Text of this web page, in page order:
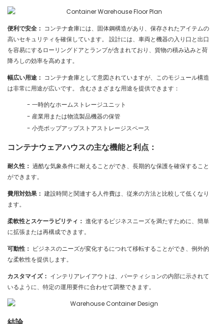
便利で安全： コンテナ倉庫には、固体鋼構造があり、保存されたアイテムの
高いセキュリティを確保しています。 設計には、車両と機器の入り口と出口
を容易にするローリングドアとランプが含まれており、貨物の積み込みと荷
降ろしの効率を高めます。
幅広い用途： コンテナ倉庫として意図されていますが、このモジュール構造
は非常に用途が広いです。 含むさまざまな用途を提供できます：
- 一時的なホームストレージユニット
- 産業用または物流製品機器の保管
- 小売ポップアップストアストレージスペース
コンテナウェアハウスの主な機能と利点：
耐久性： 過酷な気象条件に耐えることができ、長期的な保護を確保すること
ができます。
費用対効果： 建設時間と関連する人件費は、従来の方法と比較して低くなり
ます。
柔軟性とスケーラビリティ： 進化するビジネスニーズを満たすために、簡単
に拡張または再構成できます。
可動性： ビジネスのニーズが変化するにつれて移転することができ、例外的
な柔軟性を提供します。
カスタマイズ： インテリアレイアウトは、パーティションの内部に示されて
いるように、特定の運用要件に合わせて調整できます。